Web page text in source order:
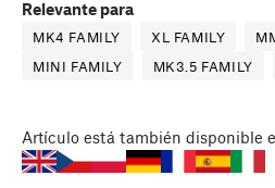
Relevante para
MK4 FAMILY XL FAMILY
MINI FAMILY
MK3.5 FAMILY
Artículo está también disponible